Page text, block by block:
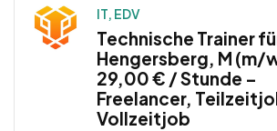
IT, EDV
Technische Trainer
Hengersberg, M (m/
29,00 € / Stunde –
Freelancer,
Vollzeitjob